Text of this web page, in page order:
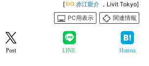
[ 赤江龍介 ，Livit Tokyo]
PC用表示
関連情報
Post LINE Hatena